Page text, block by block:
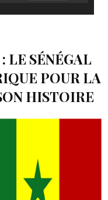
LE SÉNÉGAL
POUR LA
HISTOIRE